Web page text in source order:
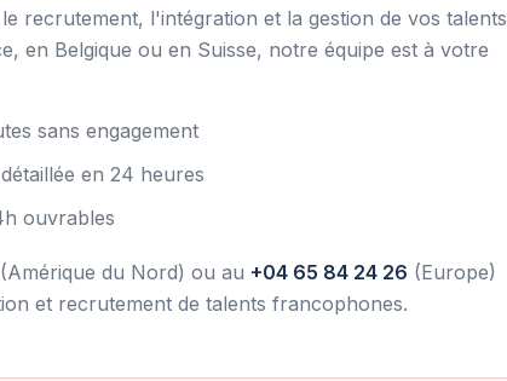
recrutement, l'intégration et la gestion de vos talents
en Belgique ou en Suisse, notre équipe est à votre
sans engagement
en 24 heures
ouvrables
(Amérique du Nord) ou au +04 65 84 24 26 (Europe)
et recrutement de talents francophones.